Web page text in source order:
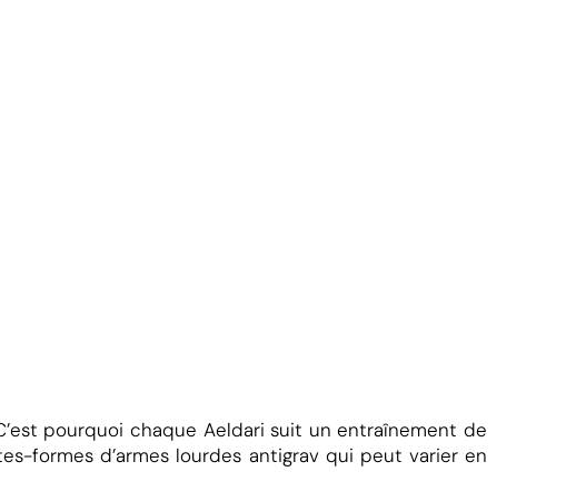
pourquoi chaque Aeldari suit un entraînement de
formes d’armes lourdes antigrav qui peut varier en